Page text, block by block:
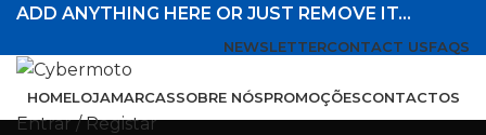
ADD ANYTHING HERE OR JUST REMOVE IT…
NEWSLETTERCONTACT USFAQS
HOMELOJAMARCASSOBRE NÓSPROMOÇÕESCONTACTOS
Entrar / Registar